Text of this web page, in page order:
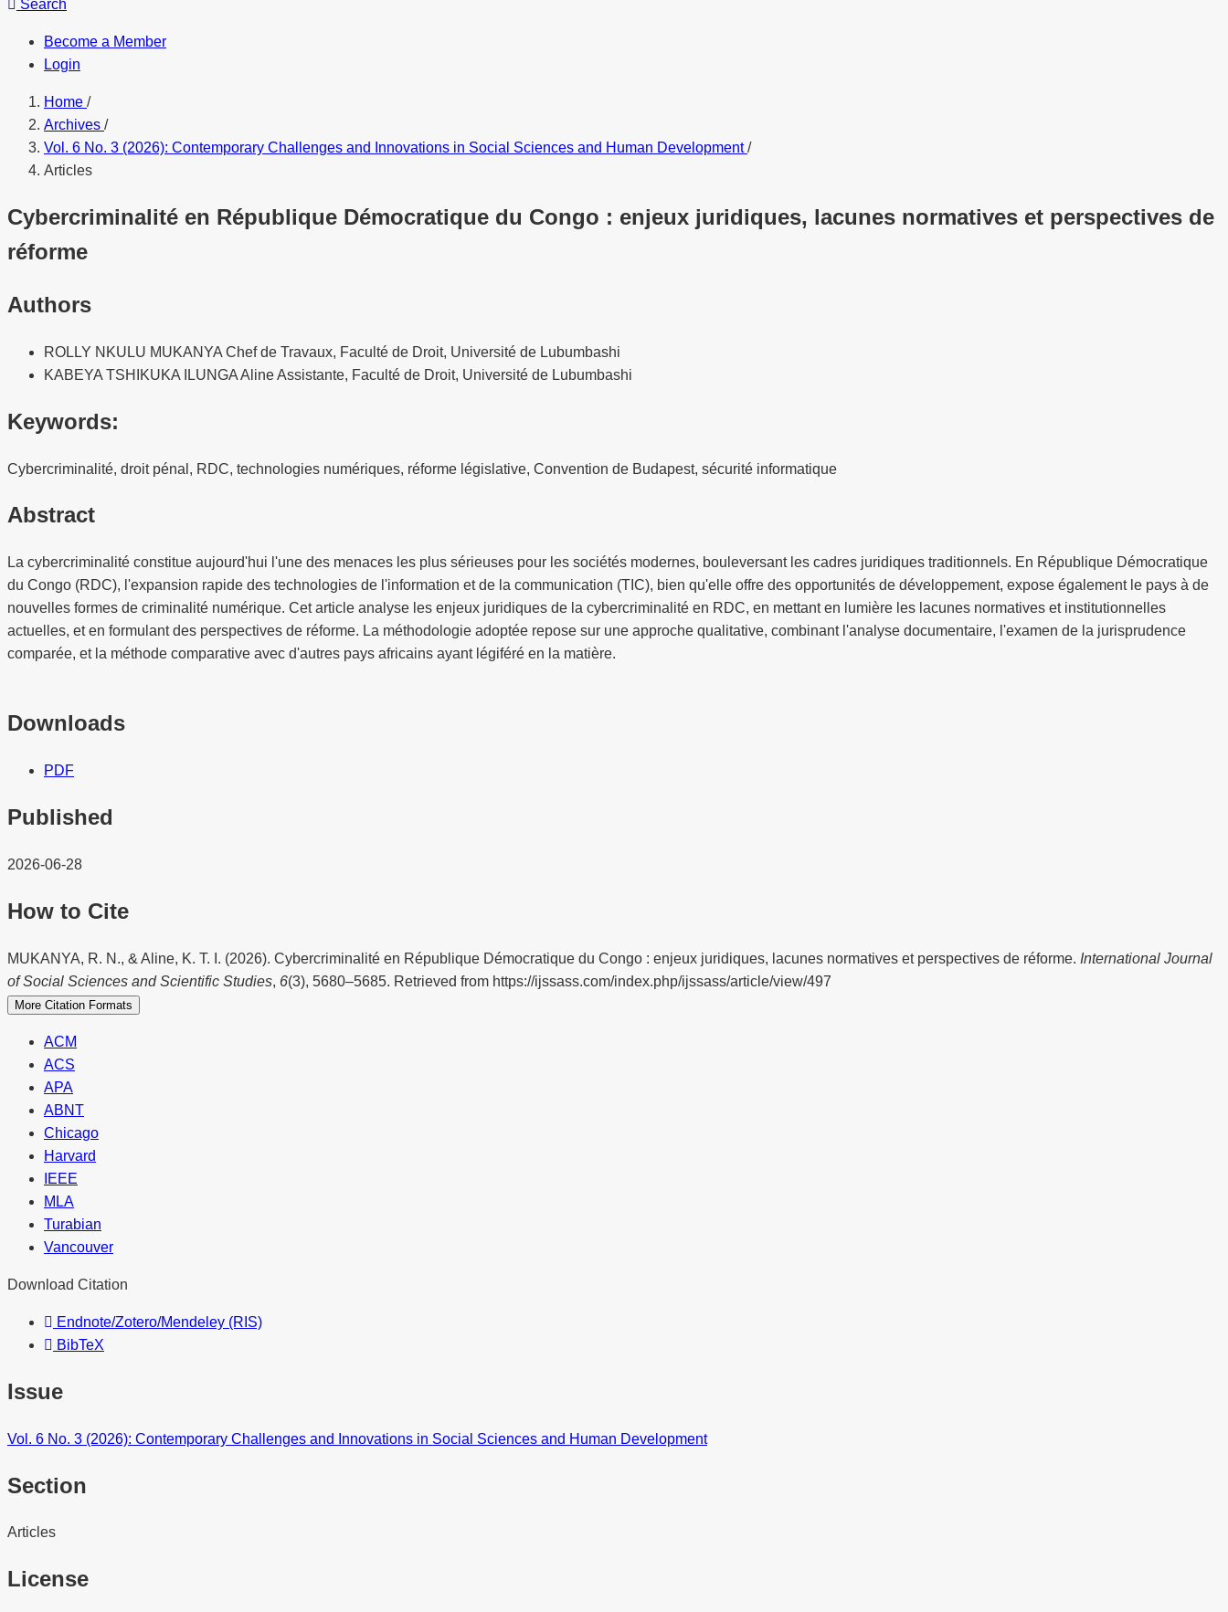
Search
Become a Member
Login
Home /
Archives /
Vol. 6 No. 3 (2026): Contemporary Challenges and Innovations in Social Sciences and Human Development/
Articles
Cybercriminalité en République Démocratique du Congo : enjeux juridiques, lacunes normatives et perspectives de
réforme
Authors
ROLLY NKULU MUKANYA Chef de Travaux, Faculté de Droit, Université de Lubumbashi
KABEYA TSHIKUKA ILUNGA AlineAssistante, Faculté de Droit, Université de Lubumbashi
Keywords:
Cybercriminalité, droit pénal, RDC, technologies numériques, réforme législative, Convention de Budapest, sécurité informatique
Abstract
La cybercriminalité constitue aujourd'hui l'une des menaces les plus sérieuses pour les sociétés modernes, bouleversant les cadres juridiques traditionnels. En République Démocratique
du Congo (RDC), l'expansion rapide des technologies de l'information et de la communication (TIC), bien qu'elle offre des opportunités de développement, expose également le pays à de
nouvelles formes de criminalité numérique. Cet article analyse les enjeux juridiques de la cybercriminalité en RDC, en mettant en lumière les lacunes normatives et institutionnelles
actuelles, et en formulant des perspectives de réforme. La méthodologie adoptée repose sur une approche qualitative, combinant l'analyse documentaire, l'examen de la jurisprudence
comparée, et la méthode comparative avec d'autres pays africains ayant légiféré en la matière.
Downloads
PDF
Published
2026-06-28
How to Cite
MUKANYA, R. N., & Aline, K. T. I. (2026). Cybercriminalité en République Démocratique du Congo : enjeux juridiques, lacunes normatives et perspectives de réforme. International Journal
of Social Sciences and Scientific Studies, 6(3), 5680–5685. Retrieved from https://ijssass.com/index.php/ijssass/article/view/497
More Citation Formats
ACM
ACS
APA
ABNT
Chicago
Harvard
IEEE
MLA
Turabian
Vancouver
Download Citation
Endnote/Zotero/Mendeley (RIS)
BibTeX
Issue
Vol. 6 No. 3 (2026): Contemporary Challenges and Innovations in Social Sciences and Human Development
Section
Articles
License